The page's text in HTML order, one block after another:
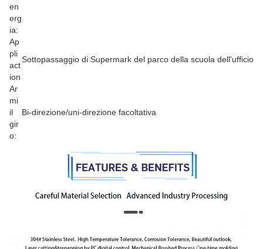
en
erg
ia:
Ap
pli
act
ion
Sottopassaggio di Supermark del parco della scuola dell'ufficio
Ar
mi
il
gir
o:
Bi-direzione/uni-direzione facoltativa